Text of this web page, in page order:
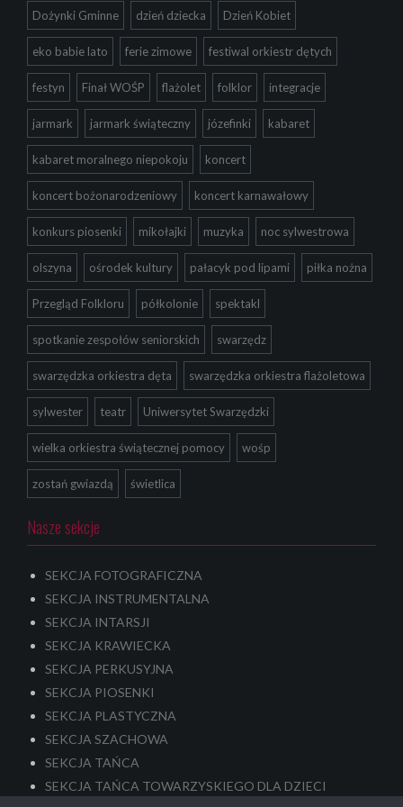
Dożynki Gminne dzień dziecka Dzień Kobiet
eko babie lato ferie zimowe festiwal orkiestr dętych
festyn Finał WOŚP flażolet folklor integracje
jarmark jarmark świąteczny józefinki kabaret
kabaret moralnego niepokoju koncert
koncert bożonarodzeniowy koncert karnawałowy
konkurs piosenki mikołajki muzyka noc sylwestrowa
olszyna ośrodek kultury pałacyk pod lipami piłka nożna
Przegląd Folkloru półkolonie spektakl
spotkanie zespołów seniorskich swarzędz
swarzędzka orkiestra dęta swarzędzka orkiestra flażoletowa
sylwester teatr Uniwersytet Swarzędzki
wielka orkiestra świątecznej pomocy wośp
zostań gwiazdą świetlica
Nasze sekcje
SEKCJA FOTOGRAFICZNA
SEKCJA INSTRUMENTALNA
SEKCJA INTARSJI
SEKCJA KRAWIECKA
SEKCJA PERKUSYJNA
SEKCJA PIOSENKI
SEKCJA PLASTYCZNA
SEKCJA SZACHOWA
SEKCJA TAŃCA
SEKCJA TAŃCA TOWARZYSKIEGO DLA DZIECI